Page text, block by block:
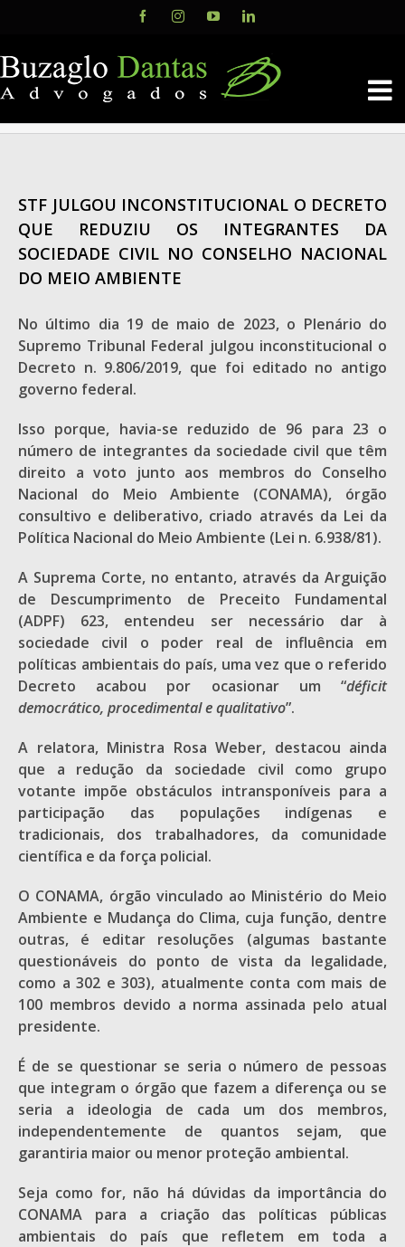
content
FacebookInstagramYouTubeLinkedIn
STF JULGOU INCONSTITUCIONAL O DECRETO
QUE REDUZIU OS INTEGRANTES DA
SOCIEDADE CIVIL NO CONSELHO NACIONAL
DO MEIO AMBIENTE
No último dia 19 de maio de 2023, o Plenário do
Supremo Tribunal Federal julgou inconstitucional o
Decreto n. 9.806/2019, que foi editado no antigo
governo federal.
Isso porque, havia-se reduzido de 96 para 23 o
número de integrantes da sociedade civil que têm
direito a voto junto aos membros do Conselho
Nacional do Meio Ambiente (CONAMA), órgão
consultivo e deliberativo, criado através da Lei da
Política Nacional do Meio Ambiente (Lei n. 6.938/81).
A Suprema Corte, no entanto, através da Arguição
de Descumprimento de Preceito Fundamental
(ADPF) 623, entendeu ser necessário dar à
sociedade civil o poder real de influência em
políticas ambientais do país, uma vez que o referido
Decreto acabou por ocasionar um “déficit
democrático, procedimental e qualitativo”.
A relatora, Ministra Rosa Weber, destacou ainda
que a redução da sociedade civil como grupo
votante impõe obstáculos intransponíveis para a
participação das populações indígenas e
tradicionais, dos trabalhadores, da comunidade
científica e da força policial.
O CONAMA, órgão vinculado ao Ministério do Meio
Ambiente e Mudança do Clima, cuja função, dentre
outras, é editar resoluções (algumas bastante
questionáveis do ponto de vista da legalidade,
como a 302 e 303), atualmente conta com mais de
100 membros devido a norma assinada pelo atual
presidente.
É de se questionar se seria o número de pessoas
que integram o órgão que fazem a diferença ou se
seria a ideologia de cada um dos membros,
independentemente de quantos sejam, que
garantiria maior ou menor proteção ambiental.
Seja como for, não há dúvidas da importância do
CONAMA para a criação das políticas públicas
ambientais do país que refletem em toda a